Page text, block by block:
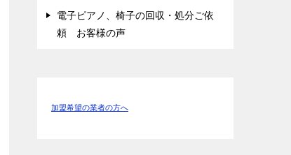
電子ピアノ、椅子の回収・処分ご依
頼 お客様の声
加盟希望の業者の方へ